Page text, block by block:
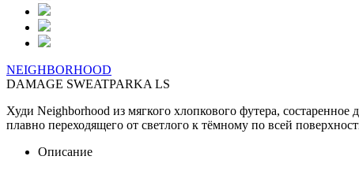
NEIGHBORHOOD
DAMAGE SWEATPARKA LS
Худи Neighborhood из мягкого хлопкового футера,
плавно переходящего от светлого к тёмному по всей
Описание